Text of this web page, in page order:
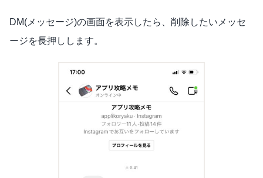
DM(メッセージ)の画面を表示したら、削除したいメッセ
ージを長押しします。